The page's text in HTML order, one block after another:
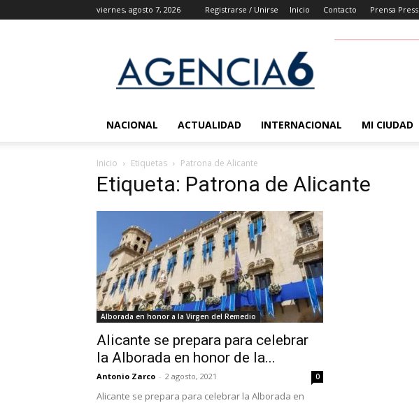
viernes, agosto 7, 2026 Registrarse / Unirse Inicio Contacto Prensa Press
6
Noticias
NACIONAL ACTUALIDAD INTERNACIONAL MI CIUDAD
Inicio Etiquetas Patrona de Alicante
Etiqueta: Patrona de Alicante
Alborada en honor a la Virgen del Remedio
Alicante se prepara para celebrar
la Alborada en honor de la...
Antonio Zarco - 2 agosto, 2021 0
Alicante se prepara para celebrar la Alborada en